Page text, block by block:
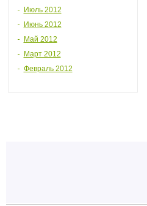
Июль 2012
Июнь 2012
Май 2012
Март 2012
Февраль 2012